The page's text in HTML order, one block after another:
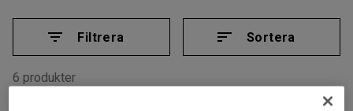
Filtrera Sortera
6 produkter